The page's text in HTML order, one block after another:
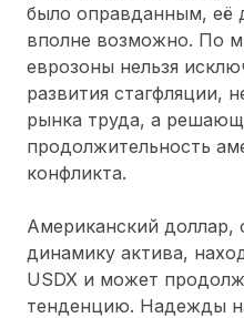
было оправданным, её
вполне возможно. По
еврозоны нельзя
развития стагфляции,
рынка труда, а
продолжительность
конфликта.
Американский
динамику актива,
USDX и может
тенденцию. Надежды